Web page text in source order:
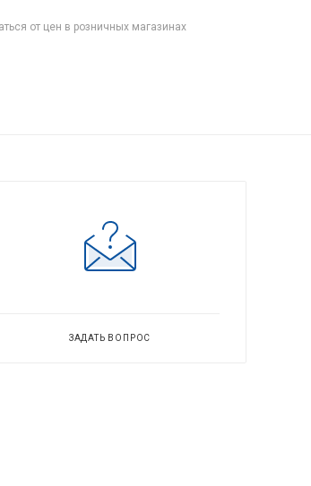
от цен в розничных магазинах
ЗАДАТЬ ВОПРОС